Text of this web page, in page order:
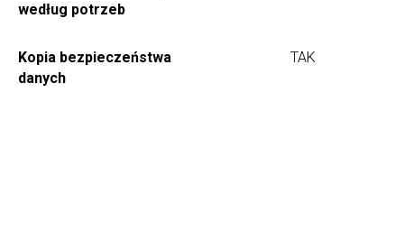
według potrzeb
Kopia bezpieczeństwa
danych
TAK